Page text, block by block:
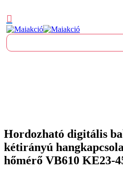
Hordozható digitális
kétirányú
hőmérő VB610 KE23-